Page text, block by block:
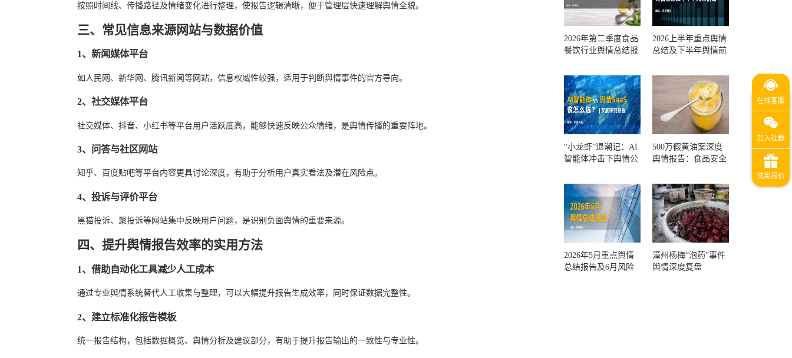
按照时间线、传播路径及情绪变化进行整理，使报告逻辑清晰，便于管理层快速理解舆情全貌。
三、常见信息来源网站与数据价值
1、新闻媒体平台
如人民网、新华网、腾讯新闻等网站，信息权威性较强，适用于判断舆情事件的官方导向。
2、社交媒体平台
社交媒体、抖音、小红书等平台用户活跃度高，能够快速反映公众情绪，是舆情传播的重要阵地。
3、问答与社区网站
知乎、百度贴吧等平台内容更具讨论深度，有助于分析用户真实看法及潜在风险点。
4、投诉与评价平台
黑猫投诉、聚投诉等网站集中反映用户问题，是识别负面舆情的重要来源。
四、提升舆情报告效率的实用方法
1、借助自动化工具减少人工成本
通过专业舆情系统替代人工收集与整理，可以大幅提升报告生成效率，同时保证数据完整性。
2、建立标准化报告模板
统一报告结构，包括数据概览、舆情分析及建议部分，有助于提升报告输出的一致性与专业性。
2026年第二季度食品
餐饮行业舆情总结报
测
2026上半年重点舆情
总结及下半年舆情前
“小龙虾”退潮记：AI
智能体冲击下舆情公
500万假黄油案深度
舆情报告：食品安全
一环？
2026年5月重点舆情
总结报告及6月风险
漳州杨梅“泡药”事件
舆情深度复盘